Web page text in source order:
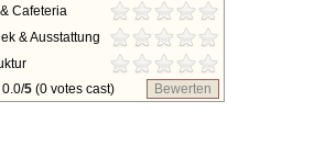
Cafeteria
& Ausstattung
0.0/5 (0 votes cast) Bewerten